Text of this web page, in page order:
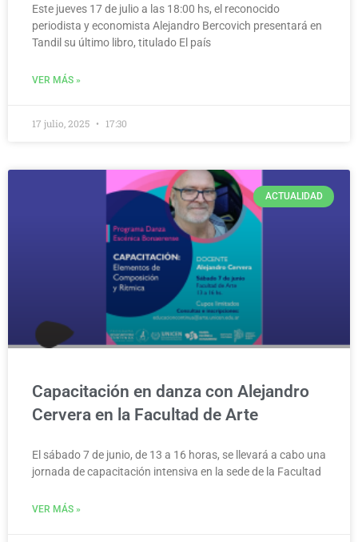
Este jueves 17 de julio a las 18:00 hs, el reconocido
periodista y economista Alejandro Bercovich presentará en
Tandil su último libro, titulado El país
VER MÁS »
17 julio, 2025 17:30
ACTUALIDAD
Capacitación en danza con Alejandro
Cervera en la Facultad de Arte
El sábado 7 de junio, de 13 a 16 horas, se llevará a cabo una
jornada de capacitación intensiva en la sede de la Facultad
VER MÁS »